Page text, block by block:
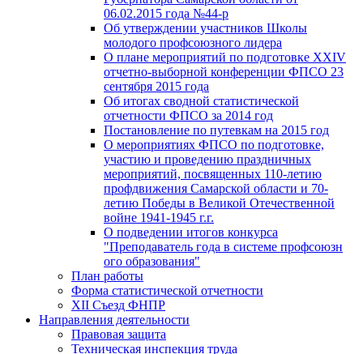
06.02.2015 года №44-р
Об утверждении участников Школы
молодого профсоюзного лидера
О плане мероприятий по подготовке XXIV
отчетно-выборной конференции ФПСО 23
сентября 2015 года
Об итогах сводной статистической
отчетности ФПСО за 2014 год
Постановление по путевкам на 2015 год
О мероприятиях ФПСО по подготовке,
участию и проведению праздничных
мероприятий, посвященных 110-летию
профдвижения Самарской области и 70-
летию Победы в Великой Отечественной
войне 1941-1945 г.г.
О подведении итогов конкурса
"Преподаватель года в системе профсоюзн
ого образования"
План работы
Форма статистической отчетности
XII Съезд ФНПР
Направления деятельности
Правовая защита
Техническая инспекция труда